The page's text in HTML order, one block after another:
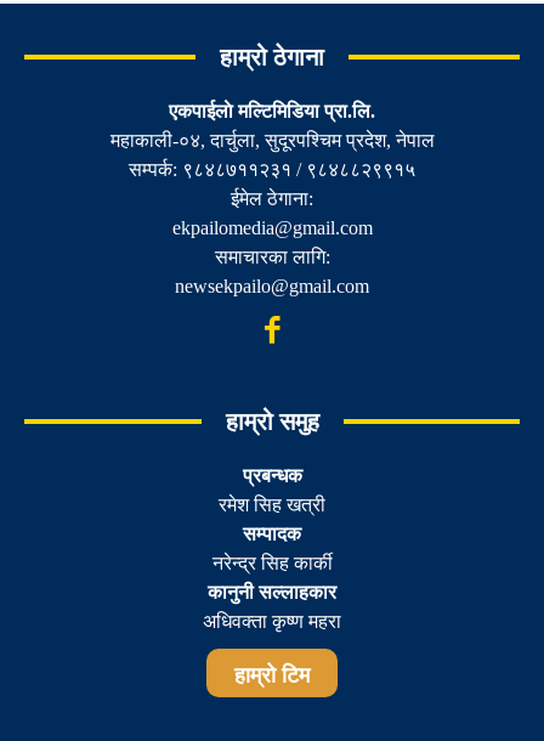
हाम्रो ठेगाना
एकपाईलाे मल्टिमिडिया प्रा.लि.
महाकाली-०४, दार्चुला, सुदूरपश्चिम प्रदेश, नेपाल
सम्पर्क: ९८४८७११२३१ / ९८४८८२९९१५
ईमेल ठेगाना:
ekpailomedia@gmail.com
समाचारका लागि:
newsekpailo@gmail.com
हाम्रो समुह
प्रबन्धक
रमेश सिह खत्री
सम्पादक
नरेन्द्र सिह कार्की
कानुनी सल्लाहकार
अधिवक्ता कृष्ण महरा
हाम्रो टिम